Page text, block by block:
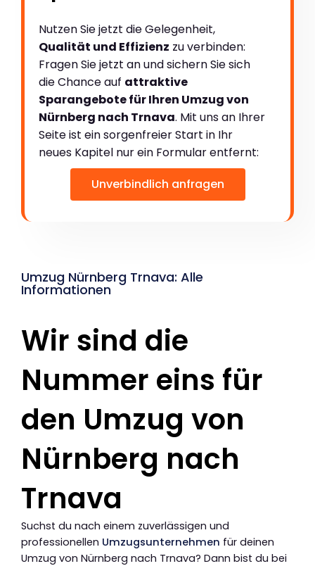
Nutzen Sie jetzt die Gelegenheit,
Qualität und Effizienz zu verbinden:
Fragen Sie jetzt an und sichern Sie sich
die Chance auf attraktive
Sparangebote für Ihren Umzug von
Nürnberg nach Trnava. Mit uns an Ihrer
Seite ist ein sorgenfreier Start in Ihr
neues Kapitel nur ein Formular entfernt:
Unverbindlich anfragen
Umzug Nürnberg Trnava: Alle
Informationen
Wir sind die
Nummer eins für
den Umzug von
Nürnberg nach
Trnava
Suchst du nach einem zuverlässigen und
professionellen Umzugsunternehmen für deinen
Umzug von Nürnberg nach Trnava? Dann bist du bei